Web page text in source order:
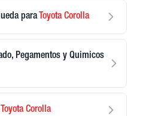
para ToyotaCorolla
Pegamentos y Quimicos
ToyotaCorolla